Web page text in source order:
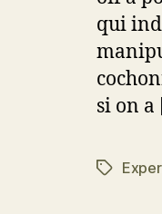
qui
si on